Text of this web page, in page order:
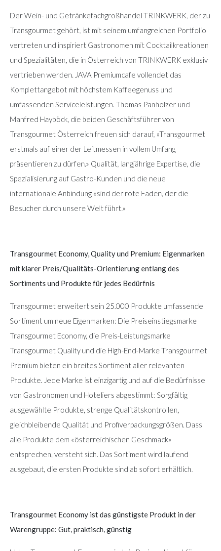
Der Wein- und Getränkefachgroßhandel TRINKWERK, der zu
Transgourmet gehört, ist mit seinem umfangreichen Portfolio
vertreten und inspiriert Gastronomen mit Cocktailkreationen
und Spezialitäten, die in Österreich von TRINKWERK exklusiv
vertrieben werden. JAVA Premiumcafe vollendet das
Komplettangebot mit höchstem Kaffeegenuss und
umfassenden Serviceleistungen. Thomas Panholzer und
Manfred Hayböck, die beiden Geschäftsführer von
Transgourmet Österreich freuen sich darauf, «Transgourmet
erstmals auf einer der Leitmessen in vollem Umfang
präsentieren zu dürfen.» Qualität, langjährige Expertise, die
Spezialisierung auf Gastro-Kunden und die neue
internationale Anbindung «sind der rote Faden, der die
Besucher durch unsere Welt führt.»
Transgourmet Economy, Quality und Premium: Eigenmarken
mit klarer Preis/Qualitäts-Orientierung entlang des
Sortiments und Produkte für jedes Bedürfnis
Transgourmet erweitert sein 25.000 Produkte umfassende
Sortiment um neue Eigenmarken: Die Preiseinstiegsmarke
Transgourmet Economy, die Preis-Leistungsmarke
Transgourmet Quality und die High-End-Marke Transgourmet
Premium bieten ein breites Sortiment aller relevanten
Produkte. Jede Marke ist einzigartig und auf die Bedürfnisse
von Gastronomen und Hoteliers abgestimmt: Sorgfältig
ausgewählte Produkte, strenge Qualitätskontrollen,
gleichbleibende Qualität und Profiverpackungsgrößen. Dass
alle Produkte dem «österreichischen Geschmack»
entsprechen, versteht sich. Das Sortiment wird laufend
ausgebaut, die ersten Produkte sind ab sofort erhältlich.
Transgourmet Economy ist das günstigste Produkt in der
Warengruppe: Gut, praktisch, günstig